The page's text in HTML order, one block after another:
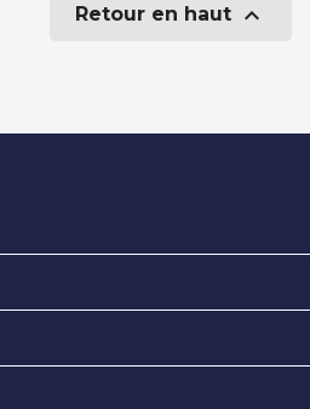
Retour en haut 